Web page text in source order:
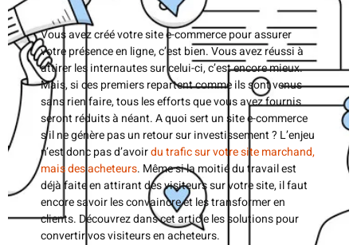
Vous avez créé votre site e-commerce pour assurer
votre présence en ligne, c’est bien. Vous avez réussi à
attirer les internautes sur celui-ci, c’est encore mieux.
Mais, si ces premiers repartent comme ils sont venus
sans rien faire, tous les efforts que vous avez fournis
seront réduits à néant. A quoi sert un site e-commerce
s’il ne génère pas un retour sur investissement ? L’enjeu
n’est donc pas d’avoirdu trafic sur votre site marchand,
mais des acheteurs. Même si la moitié du travail est
déjà faite en attirant des visiteurs sur votre site, il faut
encore savoir les convaincre et les transformer en
clients. Découvrez dans cet article les solutions pour
convertir vos visiteurs en acheteurs.